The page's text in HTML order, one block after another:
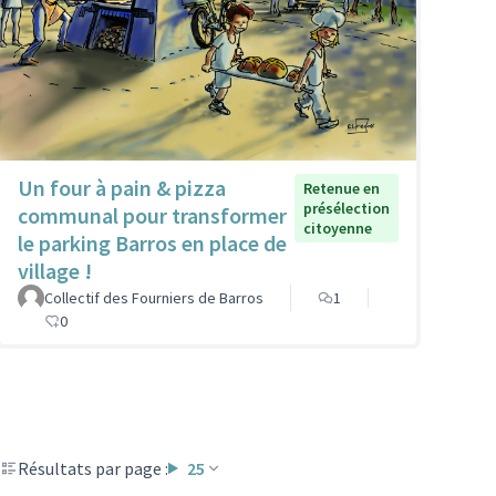
Un four à pain & pizza
communal pour transformer
le parking Barros en place de
village !
Retenue en
présélection
citoyenne
Collectif des Fourniers de Barros
1
0
Résultats par page : 25